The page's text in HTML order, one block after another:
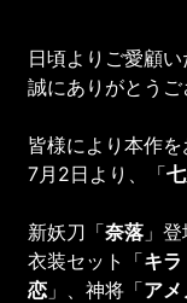
日頃よりご愛顧い
誠にありがとうご
皆様により本作を
7月2日より、「
新妖刀「奈落 」登
衣装セット「キ
恋 」、神将「アメ